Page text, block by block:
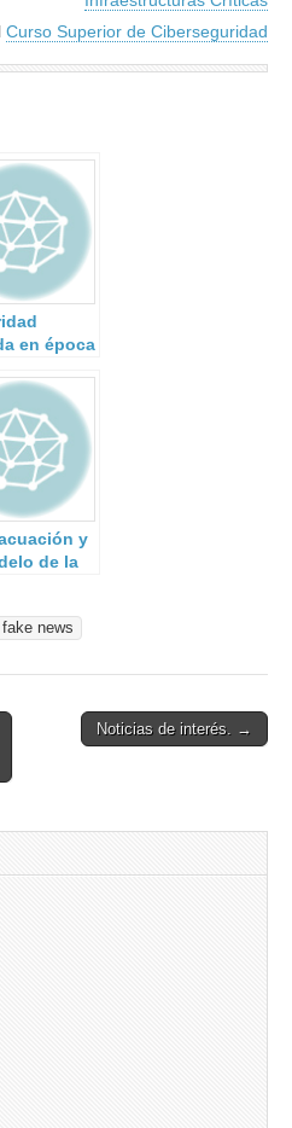
Curso Superior de Ciberseguridad
en época
y
de la
fake news
Noticias de interés. →